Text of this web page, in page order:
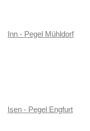
Inn - Pegel Mühldorf
Isen - Pegel Engfurt